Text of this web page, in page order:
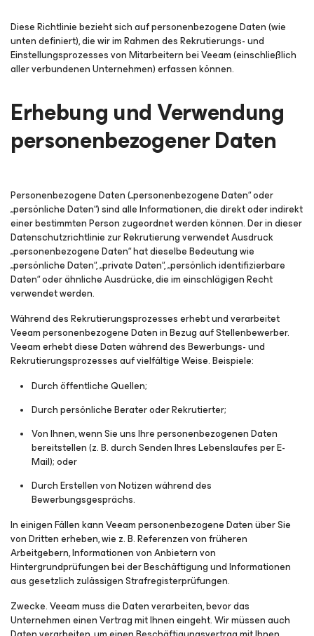
Diese Richtlinie bezieht sich auf personenbezogene Daten (wie
unten definiert), die wir im Rahmen des Rekrutierungs- und
Einstellungsprozesses von Mitarbeitern bei Veeam (einschließlich
aller verbundenen Unternehmen) erfassen können.
Erhebung und Verwendung
personenbezogener Daten
Personenbezogene Daten („personenbezogene Daten“ oder
„persönliche Daten“) sind alle Informationen, die direkt oder indirekt
einer bestimmten Person zugeordnet werden können. Der in dieser
Datenschutzrichtlinie zur Rekrutierung verwendet Ausdruck
„personenbezogene Daten“ hat dieselbe Bedeutung wie
„persönliche Daten“, „private Daten“, „persönlich identifizierbare
Daten“ oder ähnliche Ausdrücke, die im einschlägigen Recht
verwendet werden.
Während des Rekrutierungsprozesses erhebt und verarbeitet
Veeam personenbezogene Daten in Bezug auf Stellenbewerber.
Veeam erhebt diese Daten während des Bewerbungs- und
Rekrutierungsprozesses auf vielfältige Weise. Beispiele:
Durch öffentliche Quellen;
Durch persönliche Berater oder Rekrutierter;
Von Ihnen, wenn Sie uns Ihre personenbezogenen Daten
bereitstellen (z. B. durch Senden Ihres Lebenslaufes per E-
Mail); oder
Durch Erstellen von Notizen während des
Bewerbungsgesprächs.
In einigen Fällen kann Veeam personenbezogene Daten über Sie
von Dritten erheben, wie z. B. Referenzen von früheren
Arbeitgebern, Informationen von Anbietern von
Hintergrundprüfungen bei der Beschäftigung und Informationen
aus gesetzlich zulässigen Strafregisterprüfungen.
Zwecke.Veeam muss die Daten verarbeiten, bevor das
Unternehmen einen Vertrag mit Ihnen eingeht. Wir müssen auch